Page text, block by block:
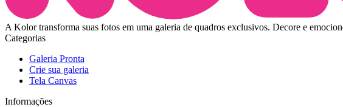
A Kolor transforma suas fotos em uma galeria de quadros exclusivos. Decore e
Categorias
Galeria Pronta
Crie sua galeria
Tela Canvas
Informações